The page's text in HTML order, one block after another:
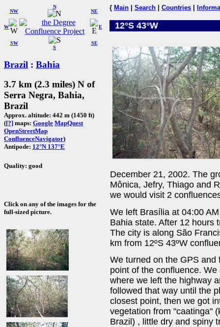
W
NW
N
NE
SW
S
SE
E
Brazil : Bahia
3.7 km (2.3 miles) N of
Serra Negra, Bahia,
Brazil
Approx. altitude: 442 m (1450 ft)
([?] maps: Google MapQuest
OpenStreetMap
ConfluenceNavigator)
Antipode: 12°N 137°E
Quality: good
Click on any of the images for the
full-sized picture.
{ Main Search Countries
12°S 43°W
December 21, 2002. The
Mônica, Jefry, Thiago and
we would visit 2
We left Brasília at 04:00
Bahia state. After 12 hours
The city is along São
km from 12ºS 43ºW
We turned on the GPS
point of the confluence.
where we left the highway
followed that way until the
closest point, then we got
vegetation from "caatinga"
Brazil) , little dry and spiny